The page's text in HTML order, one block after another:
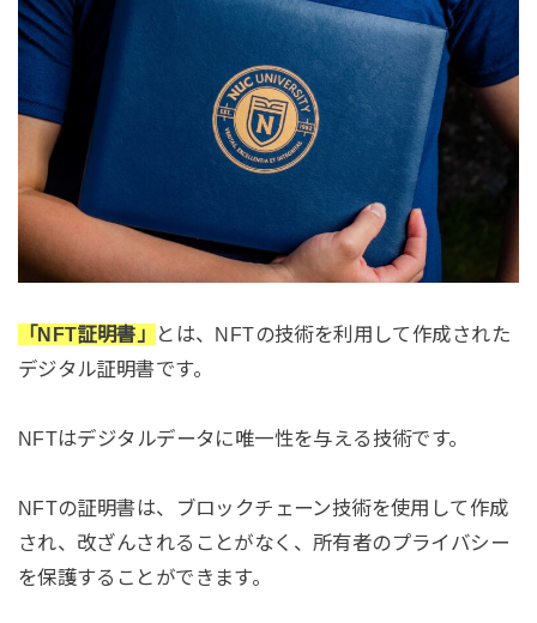
「NFT証明書」
とは、NFTの技術を利用して作成された
デジタル証明書です。
NFTはデジタルデータに唯一性を与える技術です。
NFTの証明書は、ブロックチェーン技術を使用して作成
され、改ざんされることがなく、所有者のプライバシー
を保護することができます。